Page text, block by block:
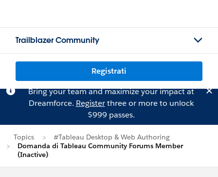
Trailblazer Community
Registrati
Bring your team and maximize your impact at
Dreamforce. Registerthree or more to unlock
$999 passes.
Topics
#Tableau Desktop & Web Authoring
Domanda di Tableau Community Forums Member
(Inactive)